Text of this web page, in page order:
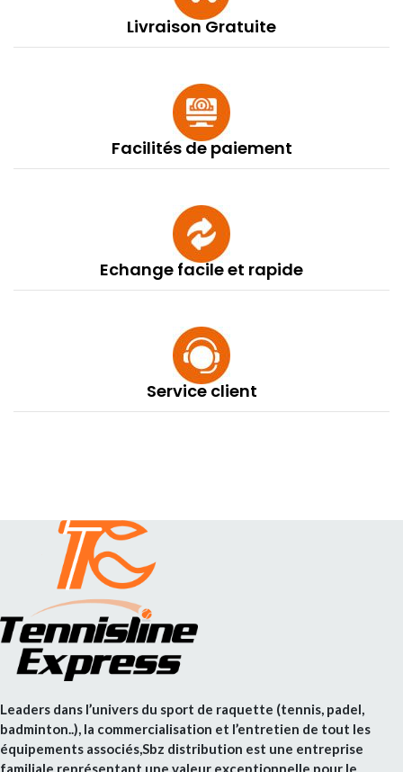
Livraison Gratuite
Facilités de paiement
Echange facile et rapide
Service client
Leaders dans l’univers du sport de raquette (tennis, padel,
badminton..), la commercialisation et l’entretien de tout les
équipements associés,Sbz distribution est une entreprise
familiale représentant une valeur exceptionnelle pour le